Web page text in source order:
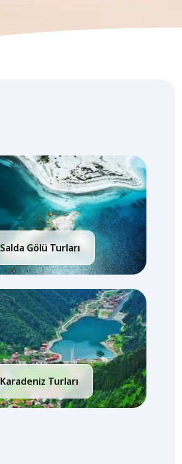
Salda Gölü Turları
Karadeniz Turları